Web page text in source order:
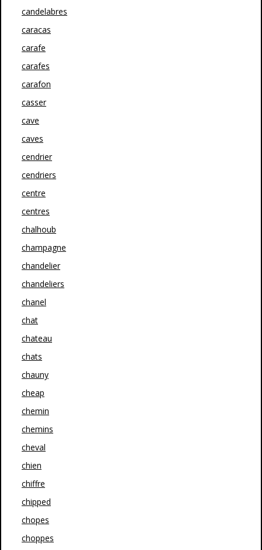
candelabres
caracas
carafe
carafes
carafon
casser
cave
caves
cendrier
cendriers
centre
centres
chalhoub
champagne
chandelier
chandeliers
chanel
chat
chateau
chats
chauny
cheap
chemin
chemins
cheval
chien
chiffre
chipped
chopes
choppes